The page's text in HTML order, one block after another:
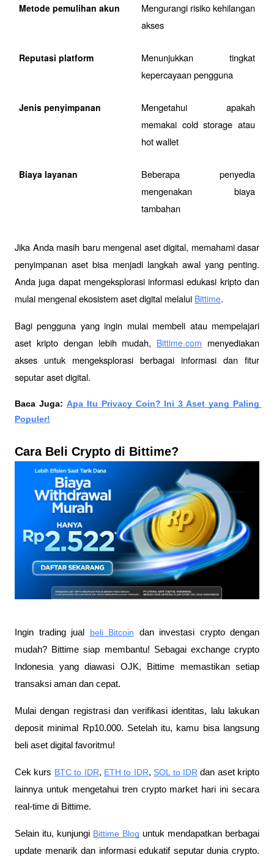
Metode pemulihan akun
Mengurangi risiko kehilangan
akses
Reputasi platform
Menunjukkan tingkat
kepercayaan pengguna
Jenis penyimpanan
Mengetahui apakah
memakai cold storage atau
hot wallet
Biaya layanan
Beberapa penyedia
mengenakan biaya
tambahan
Jika Anda masih baru mengenal aset digital, memahami dasar
penyimpanan aset bisa menjadi langkah awal yang penting.
Anda juga dapat mengeksplorasi informasi edukasi kripto dan
mulai mengenal ekosistem aset digital melalui Bittime.
Bagi pengguna yang ingin mulai membeli atau mempelajari
aset kripto dengan lebih mudah, Bittime.com menyediakan
akses untuk mengeksplorasi berbagai informasi dan fitur
seputar aset digital.
Baca Juga: Apa Itu Privacy Coin? Ini 3 Aset yang Paling
Populer!
Cara Beli Crypto di Bittime?
Ingin trading jual beli Bitcoin dan investasi crypto dengan
mudah? Bittime siap membantu! Sebagai exchange crypto
Indonesia yang diawasi OJK, Bittime memastikan setiap
transaksi aman dan cepat.
Mulai dengan registrasi dan verifikasi identitas, lalu lakukan
deposit minimal Rp10.000. Setelah itu, kamu bisa langsung
beli aset digital favoritmu!
Cek kurs BTC to IDR, ETH to IDR, SOL to IDR dan aset kripto
lainnya untuk mengetahui tren crypto market hari ini secara
real-time di Bittime.
Selain itu, kunjungi Bittime Blog untuk mendapatkan berbagai
update menarik dan informasi edukatif seputar dunia crypto.